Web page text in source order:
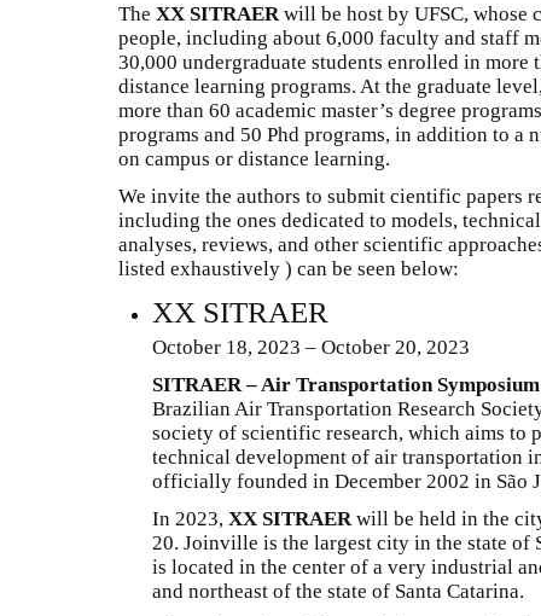
The XX SITRAER will be host by UFSC, whose
people, including about 6,000 faculty and staff
30,000 undergraduate students enrolled in more
distance learning programs. At the graduate
more than 60 academic master’s degree
programs and 50 Phd programs, in addition to a
on campus or distance learning.
We invite the authors to submit cientific papers
including the ones dedicated to models,
analyses, reviews, and other scientific
listed exhaustively ) can be seen below:
XX SITRAER
October 18, 2023 – October 20, 2023
SITRAER – Air Transportation Symposium
Brazilian Air Transportation Research
society of scientific research, which aims to
technical development of air transportation
officially founded in December 2002 in São
In 2023, XX SITRAERwill be held in the
20. Joinville is the largest city in the state of
is located in the center of a very industrial
and northeast of the state of Santa Catarina.